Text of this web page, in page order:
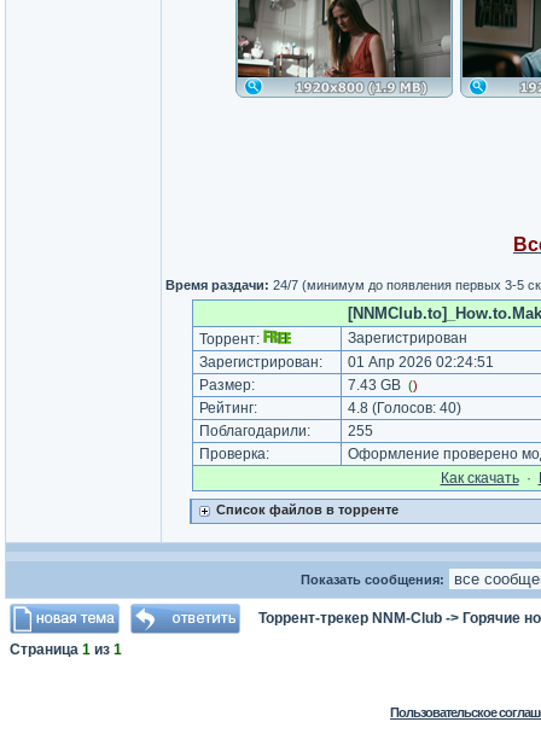
Время раздачи: 24/7 (минимум до появления первых 3-5
Торрент:
Зарегистрирован
Зарегистрирован:
01 Апр 2026 02:24:51
Размер:
7.43 GB ()
Рейтинг: 4.8 (Голосов: 40)
Поблагодарили:
255
Проверка:
Оформление проверено
Как cкачать·
Список файлов в торренте
Показать сообщения:
Торрент-трекер NNM-Club -> Горячие
Страница 1 из 1
Пользовательское